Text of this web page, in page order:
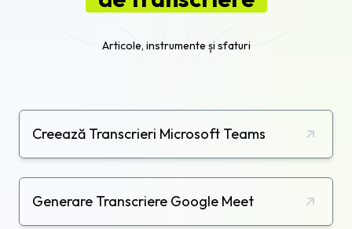
Articole, instrumente și sfaturi
Creează Transcrieri Microsoft Teams
Generare Transcriere Google Meet